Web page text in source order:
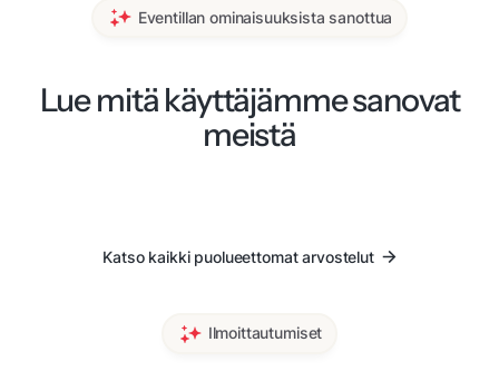
Eventillan ominaisuuksista sanottua
Lue mitä käyttäjämme sanovat
meistä
Katso kaikki puolueettomat arvostelut
Ilmoittautumiset